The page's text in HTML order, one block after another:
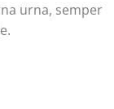
urna, semper